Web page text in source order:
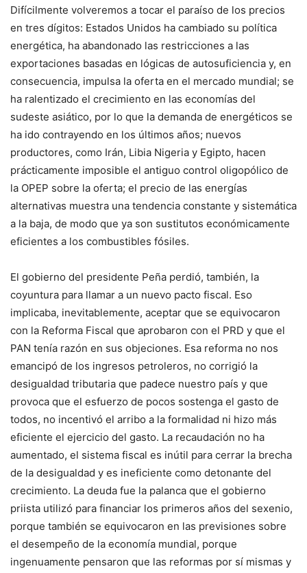
Difícilmente volveremos a tocar el paraíso de los precios
en tres dígitos: Estados Unidos ha cambiado su política
energética, ha abandonado las restricciones a las
exportaciones basadas en lógicas de autosuficiencia y, en
consecuencia, impulsa la oferta en el mercado mundial; se
ha ralentizado el crecimiento en las economías del
sudeste asiático, por lo que la demanda de energéticos se
ha ido contrayendo en los últimos años; nuevos
productores, como Irán, Libia Nigeria y Egipto, hacen
prácticamente imposible el antiguo control oligopólico de
la OPEP sobre la oferta; el precio de las energías
alternativas muestra una tendencia constante y sistemática
a la baja, de modo que ya son sustitutos económicamente
eficientes a los combustibles fósiles.
El gobierno del presidente Peña perdió, también, la
coyuntura para llamar a un nuevo pacto fiscal. Eso
implicaba, inevitablemente, aceptar que se equivocaron
con la Reforma Fiscal que aprobaron con el PRD y que el
PAN tenía razón en sus objeciones. Esa reforma no nos
emancipó de los ingresos petroleros, no corrigió la
desigualdad tributaria que padece nuestro país y que
provoca que el esfuerzo de pocos sostenga el gasto de
todos, no incentivó el arribo a la formalidad ni hizo más
eficiente el ejercicio del gasto. La recaudación no ha
aumentado, el sistema fiscal es inútil para cerrar la brecha
de la desigualdad y es ineficiente como detonante del
crecimiento. La deuda fue la palanca que el gobierno
priista utilizó para financiar los primeros años del sexenio,
porque también se equivocaron en las previsiones sobre
el desempeño de la economía mundial, porque
ingenuamente pensaron que las reformas por sí mismas y